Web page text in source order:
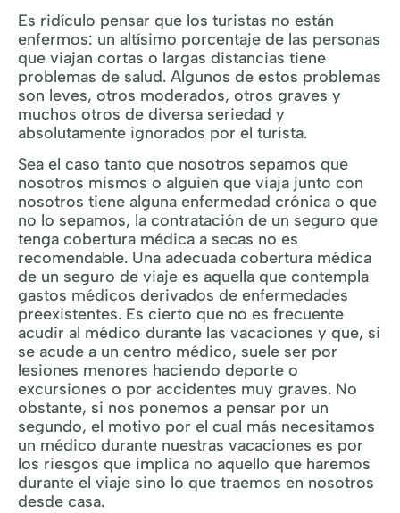
Es ridículo pensar que los turistas no están
enfermos: un altísimo porcentaje de las personas
que viajan cortas o largas distancias tiene
problemas de salud. Algunos de estos problemas
son leves, otros moderados, otros graves y
muchos otros de diversa seriedad y
absolutamente ignorados por el turista.
Sea el caso tanto que nosotros sepamos que
nosotros mismos o alguien que viaja junto con
nosotros tiene alguna enfermedad crónica o que
no lo sepamos, la contratación de un seguro que
tenga cobertura médica a secas no es
recomendable. Una adecuada cobertura médica
de un seguro de viaje es aquella que contempla
gastos médicos derivados de enfermedades
preexistentes. Es cierto que no es frecuente
acudir al médico durante las vacaciones y que, si
se acude a un centro médico, suele ser por
lesiones menores haciendo deporte o
excursiones o por accidentes muy graves. No
obstante, si nos ponemos a pensar por un
segundo, el motivo por el cual más necesitamos
un médico durante nuestras vacaciones es por
los riesgos que implica no aquello que haremos
durante el viaje sino lo que traemos en nosotros
desde casa.